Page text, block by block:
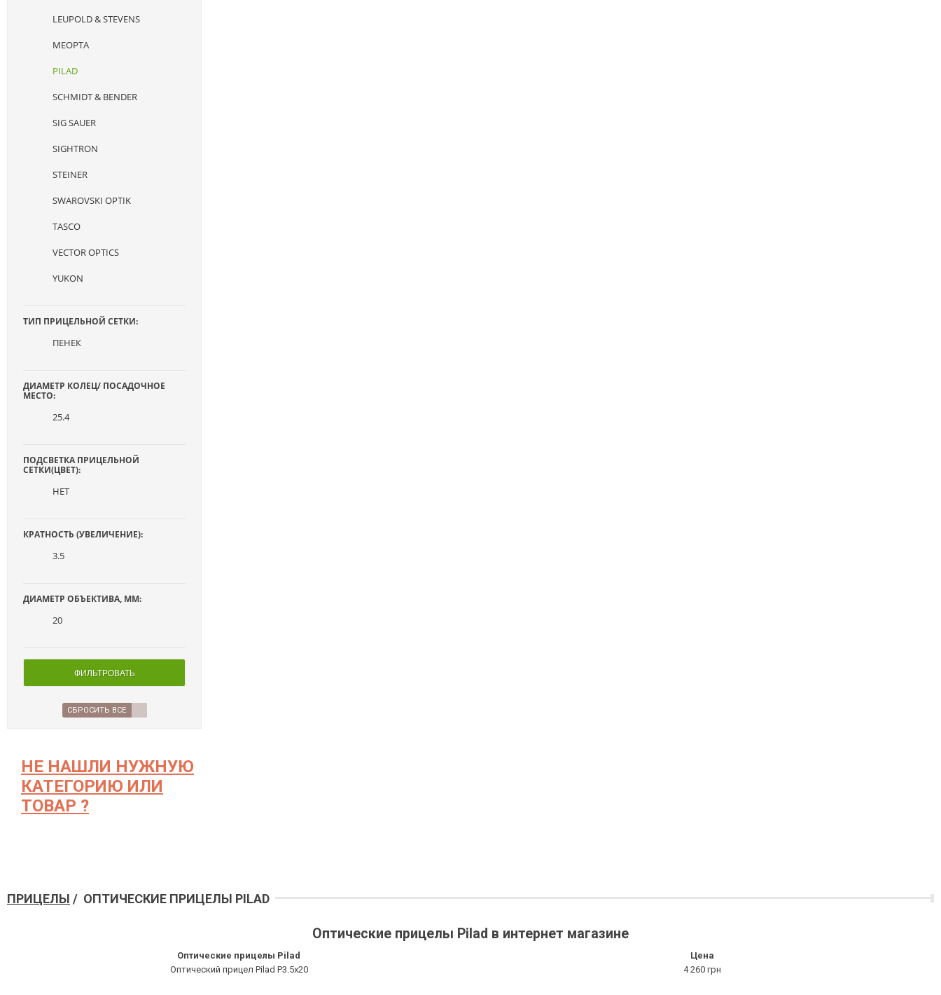
LEUPOLD & STEVENS
MEOPTA
PILAD
SCHMIDT & BENDER
SIG SAUER
SIGHTRON
STEINER
SWAROVSKI OPTIK
TASCO
VECTOR OPTICS
YUKON
ТИП ПРИЦЕЛЬНОЙ СЕТКИ:
ПЕНЕК
ДИАМЕТР КОЛЕЦ/ ПОСАДОЧНОЕ
МЕСТО:
25.4
ПОДСВЕТКА ПРИЦЕЛЬНОЙ
СЕТКИ(ЦВЕТ):
НЕТ
КРАТНОСТЬ (УВЕЛИЧЕНИЕ):
3.5
ДИАМЕТР ОБЪЕКТИВА, ММ:
20
ФИЛЬТРОВАТЬ
СБРОСИТЬ ВСЕ
НЕ НАШЛИ НУЖНУЮ
КАТЕГОРИЮ ИЛИ
ТОВАР ?
ПРИЦЕЛЫ / ОПТИЧЕСКИЕ ПРИЦЕЛЫ PILAD
Оптические прицелы Pilad в интернет магазине
Оптические прицелы Pilad
Цена
Оптический прицел Pilad P3.5x20
4 260 грн